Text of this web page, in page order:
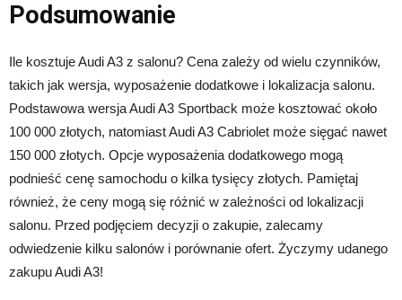
Podsumowanie
Ile kosztuje Audi A3 z salonu? Cena zależy od wielu czynników,
takich jak wersja, wyposażenie dodatkowe i lokalizacja salonu.
Podstawowa wersja Audi A3 Sportback może kosztować około
100 000 złotych, natomiast Audi A3 Cabriolet może sięgać nawet
150 000 złotych. Opcje wyposażenia dodatkowego mogą
podnieść cenę samochodu o kilka tysięcy złotych. Pamiętaj
również, że ceny mogą się różnić w zależności od lokalizacji
salonu. Przed podjęciem decyzji o zakupie, zalecamy
odwiedzenie kilku salonów i porównanie ofert. Życzymy udanego
zakupu Audi A3!